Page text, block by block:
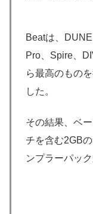
Beatは、
Pro、Spire、
ら最高のもの
した。
その結果、ベ
チを含む2GB
ンプラーパッ